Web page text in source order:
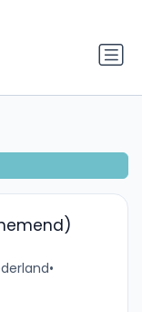
•